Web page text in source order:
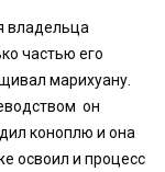
владельца
частью его
марихуану.
он
коноплю и она
освоил и процесс